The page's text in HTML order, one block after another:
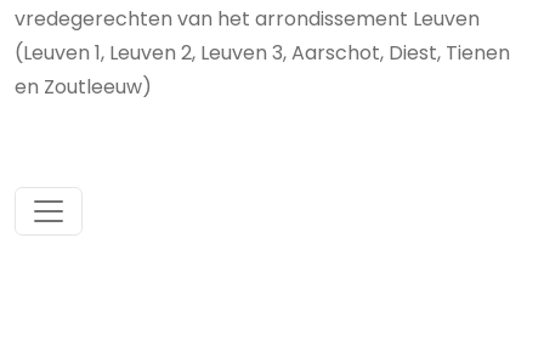
vredegerechten van het arrondissement Leuven
(Leuven 1, Leuven 2, Leuven 3, Aarschot, Diest, Tienen
en Zoutleeuw)